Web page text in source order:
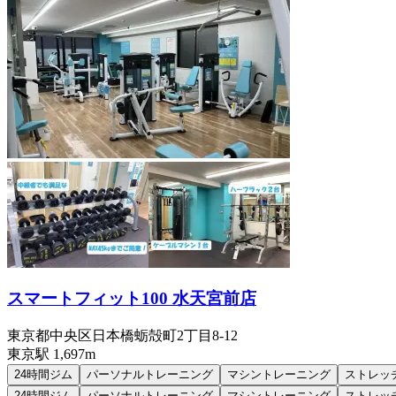
スマートフィット100 水天宮前店
東京都中央区日本橋蛎殻町2丁目8-12
東京駅 1,697m
24時間ジム パーソナルトレーニング マシントレーニング
ストレッ